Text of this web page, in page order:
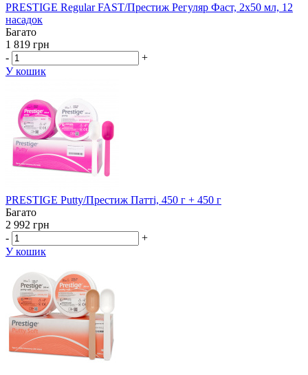
PRESTIGE Regular FAST/Престиж Регуляр Фаст, 2х50 мл, 12
насадок
Багато
1 819 грн
-
+
У кошик
PRESTIGE Putty/Престиж Патті, 450 г + 450 г
Багато
2 992 грн
-
+
У кошик